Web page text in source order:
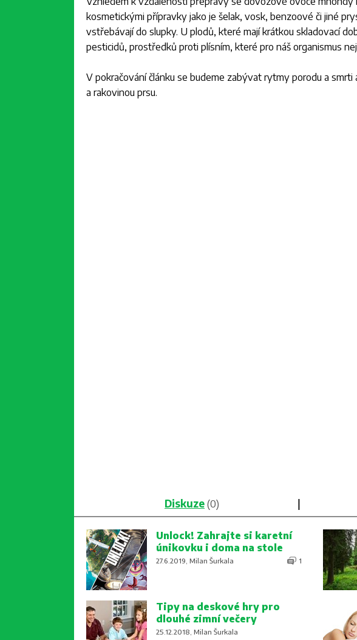
kosmetickými přípravky jako je šelak, vosk, benzoové či jiné
vstřebávají do slupky. U plodů, které mají krátkou skladovací
pesticidů, prostředků proti plísním, které pro náš organismus
V pokračování článku se budeme zabývat rytmy porodu a
a rakovinou prsu.
Diskuze(0) |
Unlock! Zahrajte si karetní
únikovku i doma na stole
27.6.2019, Milan Šurkala 1
Tipy na deskové hry pro
dlouhé zimní večery
25.12.2018, Milan Šurkala